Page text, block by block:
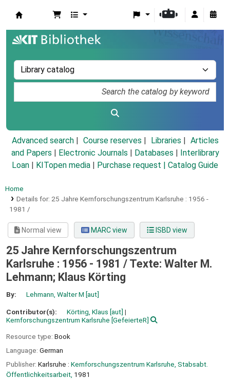
Advanced search Course reserves Libraries
Articles
and Papers
Electronic Journals Databases
Interlibrary
Loan
KITopen media Purchase request | Catalog Guide
Home
Details for: 25 Jahre Kernforschungszentrum Karlsruhe : 1956 -
1981 /
Normal view MARC view ISBD view
25 Jahre Kernforschungszentrum
Karlsruhe : 1956 - 1981 / Texte: Walter M.
Lehmann; Klaus Körting
By: Lehmann, Walter M [aut]
Contributor(s): Körting, Klaus [aut]
Kernforschungszentrum Karlsruhe [GefeierteR]
Resource type: Book
Language: German
Publisher: Karlsruhe : Kernforschungszentrum Karlsruhe, Stabsabt.
Öffentlichkeitsarbeit, 1981